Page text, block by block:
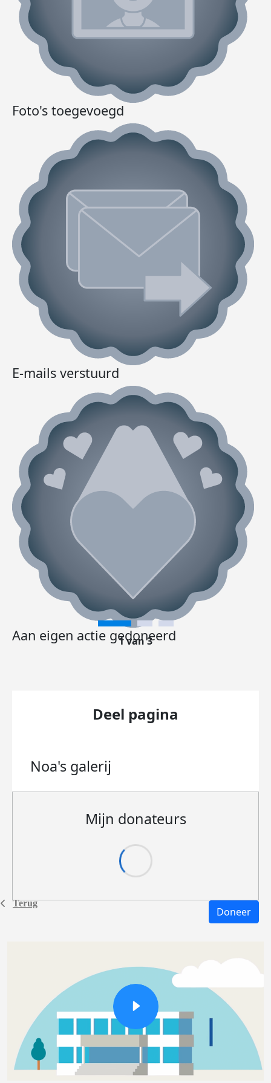
Terug
Foto's toegevoegd
E-mails verstuurd
Aan eigen actie gedoneerd
1 van 3
Deel pagina
Noa's galerij
Mijn donateurs
Doneer